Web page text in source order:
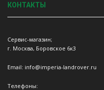
КОНТАКТЫ
Сервис-магазин;
г. Москва, Боровское 6к3
Email: info@imperia-landrover.ru
Телефоны: